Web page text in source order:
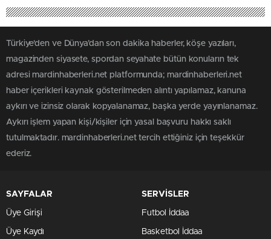
Türkiye'den ve Dünya’dan son dakika haberler, köşe yazıları,
magazinden siyasete, spordan seyahate bütün konuların tek
adresi mardinhaberleri.net platformunda; mardinhaberleri.net
haber içerikleri kaynak gösterilmeden alıntı yapılamaz, kanuna
aykırı ve izinsiz olarak kopyalanamaz, başka yerde yayınlanamaz.
Aykırı işlem yapan kişi/kişiler için yasal başvuru hakkı saklı
tutulmaktadır. mardinhaberleri.net tercih ettiğiniz için teşekkür
ederiz.
SAYFALAR
Üye Girişi
Üye Kaydı
SERVİSLER
Futbol İddaa
Basketbol İddaa